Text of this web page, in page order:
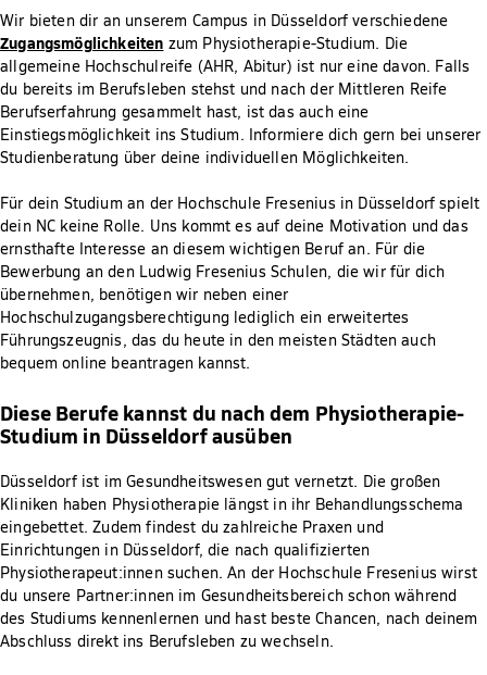
Wir bieten dir an unserem Campus in Düsseldorf verschiedene
Zugangsmöglichkeiten zum Physiotherapie-Studium. Die
allgemeine Hochschulreife (AHR, Abitur) ist nur eine davon. Falls
du bereits im Berufsleben stehst und nach der Mittleren Reife
Berufserfahrung gesammelt hast, ist das auch eine
Einstiegsmöglichkeit ins Studium. Informiere dich gern bei unserer
Studienberatung über deine individuellen Möglichkeiten.
Für dein Studium an der Hochschule Fresenius in Düsseldorf spielt
dein NC keine Rolle. Uns kommt es auf deine Motivation und das
ernsthafte Interesse an diesem wichtigen Beruf an. Für die
Bewerbung an den Ludwig Fresenius Schulen, die wir für dich
übernehmen, benötigen wir neben einer
Hochschulzugangsberechtigung lediglich ein erweitertes
Führungszeugnis, das du heute in den meisten Städten auch
bequem online beantragen kannst.
Diese Berufe kannst du nach dem Physiotherapie-
Studium in Düsseldorf ausüben
Düsseldorf ist im Gesundheitswesen gut vernetzt. Die großen
Kliniken haben Physiotherapie längst in ihr Behandlungsschema
eingebettet. Zudem findest du zahlreiche Praxen und
Einrichtungen in Düsseldorf, die nach qualifizierten
Physiotherapeut:innen suchen. An der Hochschule Fresenius wirst
du unsere Partner:innen im Gesundheitsbereich schon während
des Studiums kennenlernen und hast beste Chancen, nach deinem
Abschluss direkt ins Berufsleben zu wechseln.